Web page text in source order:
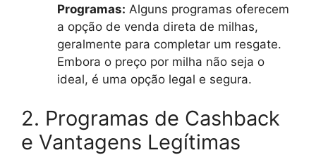
Programas: Alguns programas oferecem
a opção de venda direta de milhas,
geralmente para completar um resgate.
Embora o preço por milha não seja o
ideal, é uma opção legal e segura.
2. Programas de Cashback
e Vantagens Legítimas